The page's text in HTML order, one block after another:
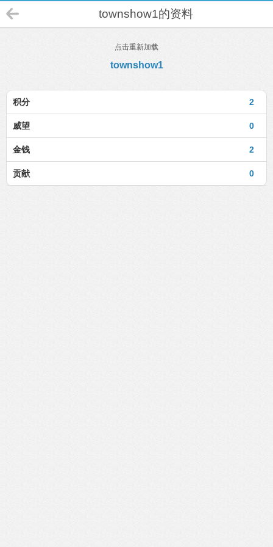
townshow1的资料
点击重新加载
townshow1
2
积分
0
威望
2
金钱
0
贡献